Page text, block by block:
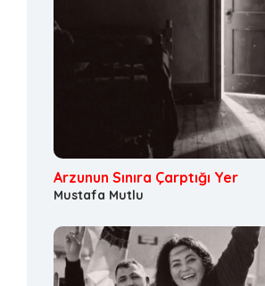
Arzunun Sınıra Çarptığı Yer
Mustafa Mutlu